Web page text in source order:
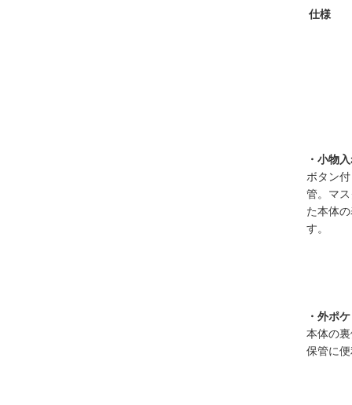
仕様
・小物
ボタン
管。マ
た本体
す。
・外ポ
本体の
保管に